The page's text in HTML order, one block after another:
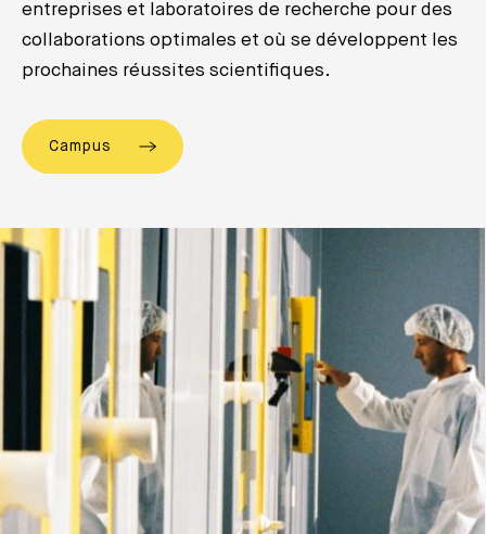
entreprises et laboratoires de recherche pour des
collaborations optimales et où se développent les
prochaines réussites scientifiques.
Campus